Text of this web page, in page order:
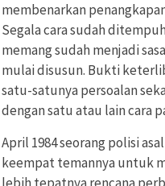
membenarkan
Segala cara sudah
memang sudah menjadi
mulai disusun. Bukti
satu-satunya persoalan
dengan satu atau lain cara
April 1984 seorang polisi
keempat temannya untuk